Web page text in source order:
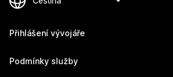
Přihlášení vývojáře
Podmínky služby